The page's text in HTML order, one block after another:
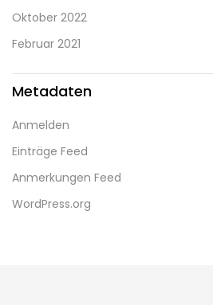
Oktober 2022
Februar 2021
Metadaten
Anmelden
Einträge Feed
Anmerkungen Feed
WordPress.org